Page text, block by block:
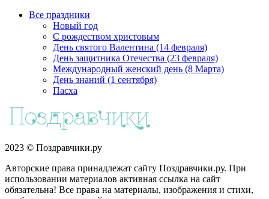
Все праздники
Новый год
С рождеством христовым
День святого Валентина (14 февраля)
День защитника Отечества (23 февраля)
Международный женский день (8 Марта)
День знаний (1 сентября)
Пасха
2023 © Поздравчики.ру
Авторские права принадлежат сайту Поздравчики.ру. При
использовании материалов активная ссылка на сайт
обязательна! Все права на материалы, изображения и стихи,